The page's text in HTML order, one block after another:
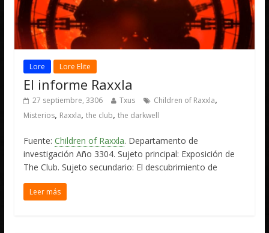
Lore Lore Elite
El informe Raxxla
27 septiembre, 3306 Txus Children of Raxxla,
Misterios, Raxxla,the club,the darkwell
Fuente:Children of Raxxla. Departamento de
investigación Año 3304. Sujeto principal: Exposición de
The Club. Sujeto secundario: El descubrimiento de
Leer más